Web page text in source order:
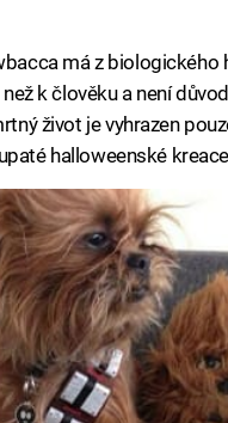
má z biologického
k člověku a není
život je vyhrazen
halloweenské